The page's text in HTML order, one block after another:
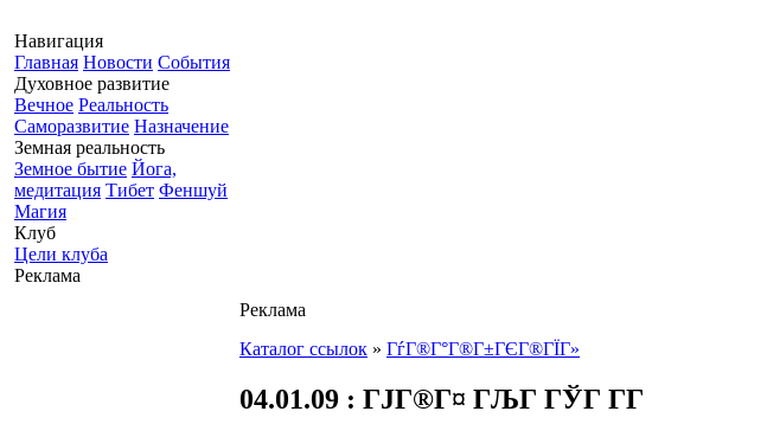
Навигация
Главная Новости События
Духовное развитие
Вечное Реальность
Саморазвитие Назначение
Земная реальность
Земное бытие Йога,
медитация Тибет Феншуй
Магия
Клуб
Цели клуба
Реклама
Реклама
Каталог ссылок » ГѓГ®Г°Г®Г±ГЄГ®ГЇГ»
04.01.09 : ГЈГ®Г¤ ГЉГ ГЎГ Г­Г